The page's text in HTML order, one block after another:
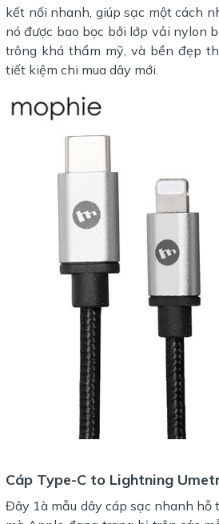
kết nối nhanh, giúp sạc một cách
nó được bao bọc bởi lớp vải nylon
trông khá thẩm mỹ, và bền đẹp
tiết kiệm chi mua dây mới.
Cáp Type-C to Lightning
Đây 1à mẫu dây cáp sạc nhanh hỗ